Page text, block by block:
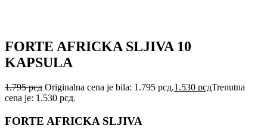
FORTE AFRICKA SLJIVA 10
KAPSULA
1.795рсд Originalna cena je bila: 1.795 рсд.1.530 рсдTrenutna
cena je: 1.530 рсд.
FORTE AFRICKA SLJIVA